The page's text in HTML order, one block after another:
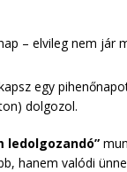
– elvileg nem jár
egy
dolgozol.
ledolgozandó”
hanem valódi